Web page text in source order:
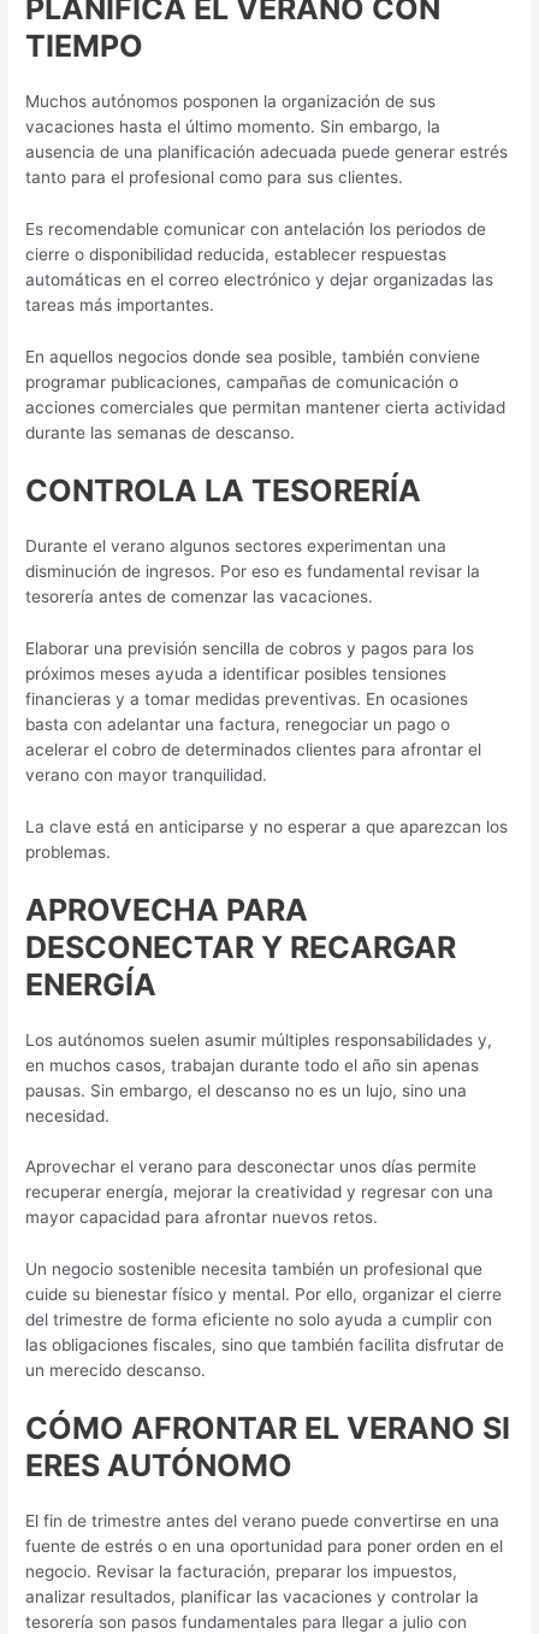
PLANIFICA EL VERANO CON
TIEMPO
Muchos autónomos posponen la organización de sus
vacaciones hasta el último momento. Sin embargo, la
ausencia de una planificación adecuada puede generar estrés
tanto para el profesional como para sus clientes.
Es recomendable comunicar con antelación los periodos de
cierre o disponibilidad reducida, establecer respuestas
automáticas en el correo electrónico y dejar organizadas las
tareas más importantes.
En aquellos negocios donde sea posible, también conviene
programar publicaciones, campañas de comunicación o
acciones comerciales que permitan mantener cierta actividad
durante las semanas de descanso.
CONTROLA LA TESORERÍA
Durante el verano algunos sectores experimentan una
disminución de ingresos. Por eso es fundamental revisar la
tesorería antes de comenzar las vacaciones.
Elaborar una previsión sencilla de cobros y pagos para los
próximos meses ayuda a identificar posibles tensiones
financieras y a tomar medidas preventivas. En ocasiones
basta con adelantar una factura, renegociar un pago o
acelerar el cobro de determinados clientes para afrontar el
verano con mayor tranquilidad.
La clave está en anticiparse y no esperar a que aparezcan los
problemas.
APROVECHA PARA
DESCONECTAR Y RECARGAR
ENERGÍA
Los autónomos suelen asumir múltiples responsabilidades y,
en muchos casos, trabajan durante todo el año sin apenas
pausas. Sin embargo, el descanso no es un lujo, sino una
necesidad.
Aprovechar el verano para desconectar unos días permite
recuperar energía, mejorar la creatividad y regresar con una
mayor capacidad para afrontar nuevos retos.
Un negocio sostenible necesita también un profesional que
cuide su bienestar físico y mental. Por ello, organizar el cierre
del trimestre de forma eficiente no solo ayuda a cumplir con
las obligaciones fiscales, sino que también facilita disfrutar de
un merecido descanso.
CÓMO AFRONTAR EL VERANO SI
ERES AUTÓNOMO
El fin de trimestre antes del verano puede convertirse en una
fuente de estrés o en una oportunidad para poner orden en el
negocio. Revisar la facturación, preparar los impuestos,
analizar resultados, planificar las vacaciones y controlar la
tesorería son pasos fundamentales para llegar a julio con